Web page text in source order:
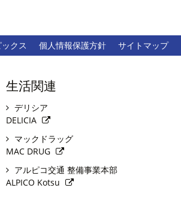
ックス 個人情報保護方針 サイトマップ
生活関連
デリシア
DELICIA
マックドラッグ
MAC DRUG
アルピコ交通 整備事業本部
ALPICO Kotsu